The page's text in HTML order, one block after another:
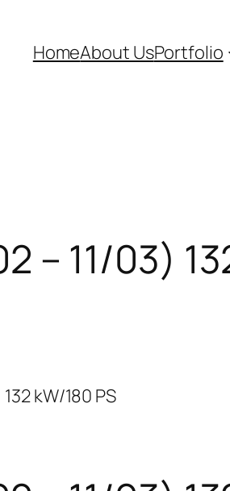
HomeAbout UsPortfolio
– 11/03)
kW/180 PS